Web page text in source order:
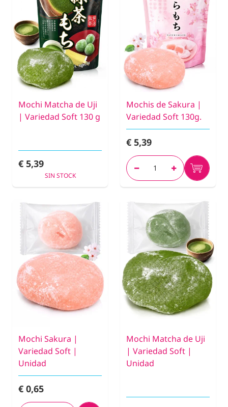
Mochi Matcha de Uji
| Variedad Soft 130 g
€ 5,39
SIN STOCK
Mochis de Sakura |
Variedad Soft 130g.
€ 5,39
Mochi Sakura |
Variedad Soft |
Unidad
€ 0,65
Mochi Matcha de Uji
| Variedad Soft |
Unidad